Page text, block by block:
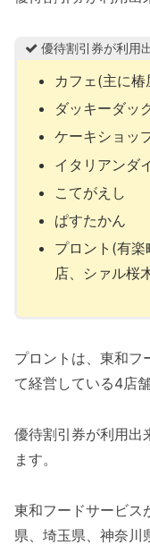
優待割引券が利用
カフェ(主に
ダッキーダッ
ケーキショッ
イタリアンダ
こてがえし
ぱすたかん
プロント(有
店、シァル桜
プロントは、東和フ
て経営している4店
優待割引券が利用出
ます。
東和フードサービス
県、埼玉県、神奈川